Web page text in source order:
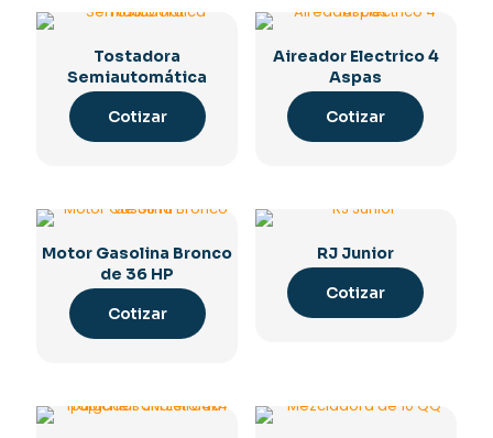
Tostadora
Semiautomática
Cotizar
Aireador Electrico 4
Aspas
Cotizar
Motor Gasolina Bronco
de 36 HP
Cotizar
RJ Junior
Cotizar